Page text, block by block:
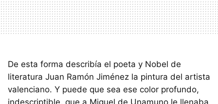
De esta forma describía el poeta y Nobel de
literatura Juan Ramón Jiménez la pintura del artista
valenciano. Y puede que sea ese color profundo,